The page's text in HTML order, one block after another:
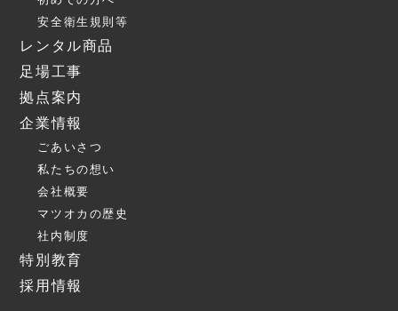
安全衛生規則等
レンタル商品
足場工事
拠点案内
企業情報
ごあいさつ
私たちの想い
会社概要
マツオカの歴史
社内制度
特別教育
採用情報